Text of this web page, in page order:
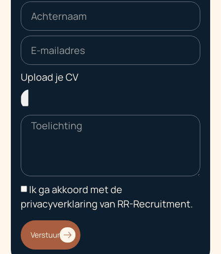
Upload je CV
Ik ga akkoord met de
privacyverklaring van RR-Recruitment.
Verstuur